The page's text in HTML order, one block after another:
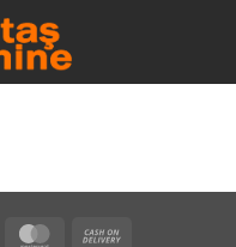
MasterCard